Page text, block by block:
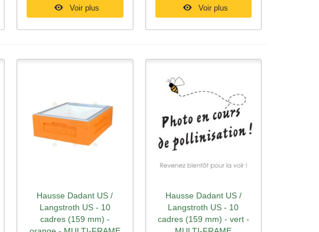
Voir plus Voir plus
Aperçu rapide
Hausse Dadant US /
Langstroth US - 10
cadres (159 mm) -
Aperçu rapide
Hausse Dadant US /
Langstroth US - 10
cadres (159 mm) - vert -